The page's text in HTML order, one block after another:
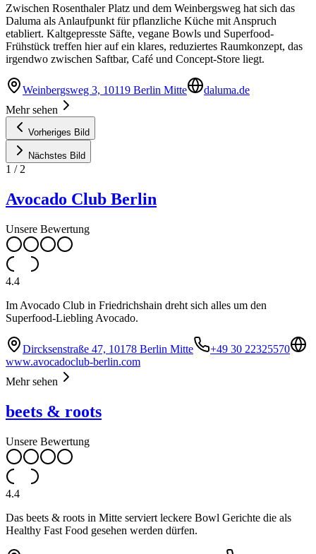
Zwischen Rosenthaler Platz und dem Weinbergsweg hat sich das
Daluma als Anlaufpunkt für pflanzliche Küche mit Anspruch
etabliert. Kaltgepresste Säfte, vegane Bowls und Superfood-
Frühstück treffen hier auf ein klares, reduziertes Raumkonzept, das
irgendwo zwischen Saftbar, Café und Concept-Store liegt.
Weinbergsweg 3, 10119 Berlin Mitte
daluma.de
Mehr sehen
Vorheriges Bild
Nächstes Bild
1 / 2
Avocado Club Berlin
Unsere Bewertung
4.4
Im Avocado Club in Friedrichshain dreht sich alles um den
Superfood-Liebling Avocado.
Dircksenstraße 47, 10178 Berlin Mitte
+49 30 22325570
www.avocadoclub-berlin.com
Mehr sehen
beets & roots
Unsere Bewertung
4.4
Das beets & roots in Mitte serviert leckere Bowl Gerichte die als
Healthy Fast Food gesehen werden dürfen.